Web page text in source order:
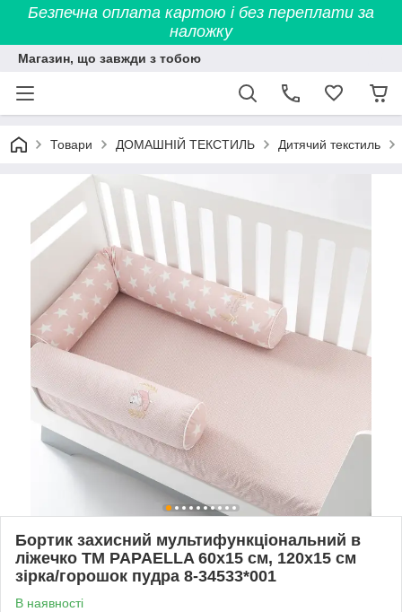
Безпечна оплата картою і без переплати за
наложку
Магазин, що завжди з тобою
Товари ДОМАШНІЙ ТЕКСТИЛЬ Дитячий текстиль
Бортик захисний мультифункціональний в
ліжечко ТM PAPAELLA 60х15 см, 120х15 см
зірка/горошок пудра 8-34533*001
В наявності